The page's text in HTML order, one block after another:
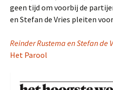
geen tijd om voorbij de
en Stefan de Vries pleiten
Reinder Rustema en Stefan de
Het Parool